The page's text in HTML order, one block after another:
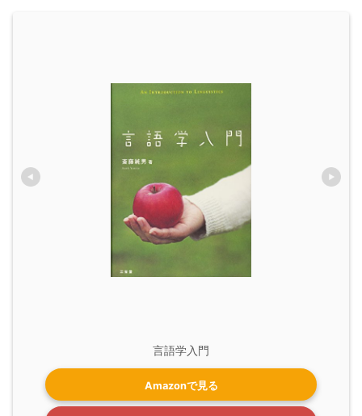
言語学入門
Amazonで見る